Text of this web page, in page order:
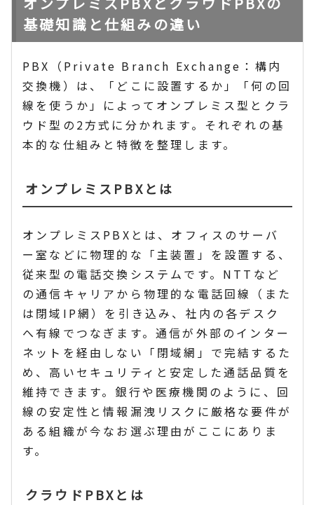
基礎知識と仕組みの違い
PBX（Private Branch Exchange：構内
交換機）は、「どこに設置するか」「何の回
線を使うか」によってオンプレミス型とクラ
ウド型の2方式に分かれます。それぞれの基
本的な仕組みと特徴を整理します。
オンプレミスPBXとは
オンプレミスPBXとは、オフィスのサーバ
ー室などに物理的な「主装置」を設置する、
従来型の電話交換システムです。NTTなど
の通信キャリアから物理的な電話回線（また
は閉域IP網）を引き込み、社内の各デスク
へ有線でつなぎます。通信が外部のインター
ネットを経由しない「閉域網」で完結するた
め、高いセキュリティと安定した通話品質を
維持できます。銀行や医療機関のように、回
線の安定性と情報漏洩リスクに厳格な要件が
ある組織が今なお選ぶ理由がここにありま
す。
クラウドPBXとは